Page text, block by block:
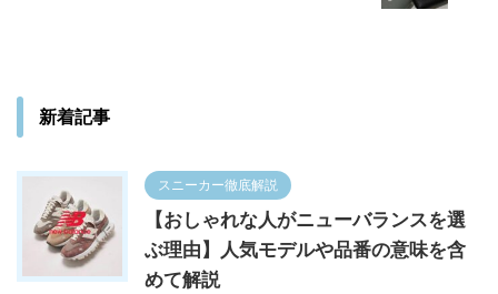
新着記事
スニーカー徹底解説
【おしゃれな人がニューバランスを選
ぶ理由】人気モデルや品番の意味を含
めて解説